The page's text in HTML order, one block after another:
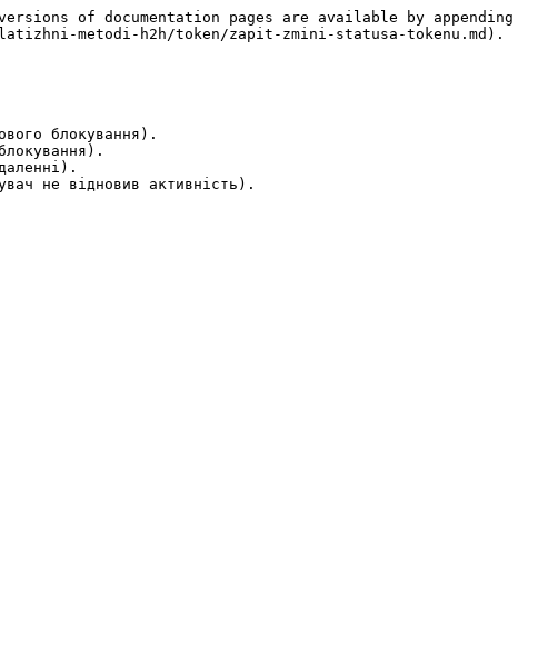
of documentation pages are available by appending
metodi-h2h/token/zapit-zmini-statusa-tokenu.md).
блокування).
не відновив активність).